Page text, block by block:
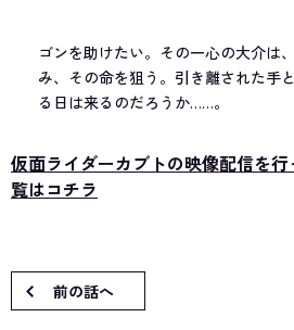
ゴンを助けたい。その一心の大介は
み、その命を狙う。引き離された手
る日は来るのだろうか……。
仮面ライダーカブトの映像配信を
覧はコチラ
前の話へ